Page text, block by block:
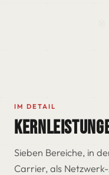
IM DETAIL
Sieben Bereiche, in
Carrier, als